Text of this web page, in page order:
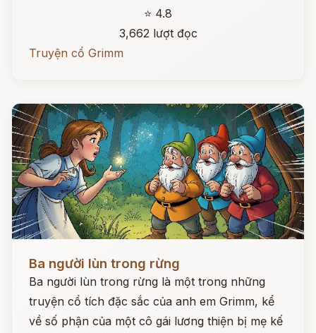
⭐ 4.8
3,662 lượt đọc
Truyện cổ Grimm
Ba người lùn trong rừng
Ba người lùn trong rừng là một trong những
truyện cổ tích đặc sắc của anh em Grimm, kể
về số phận của một cô gái lương thiện bị mẹ kế